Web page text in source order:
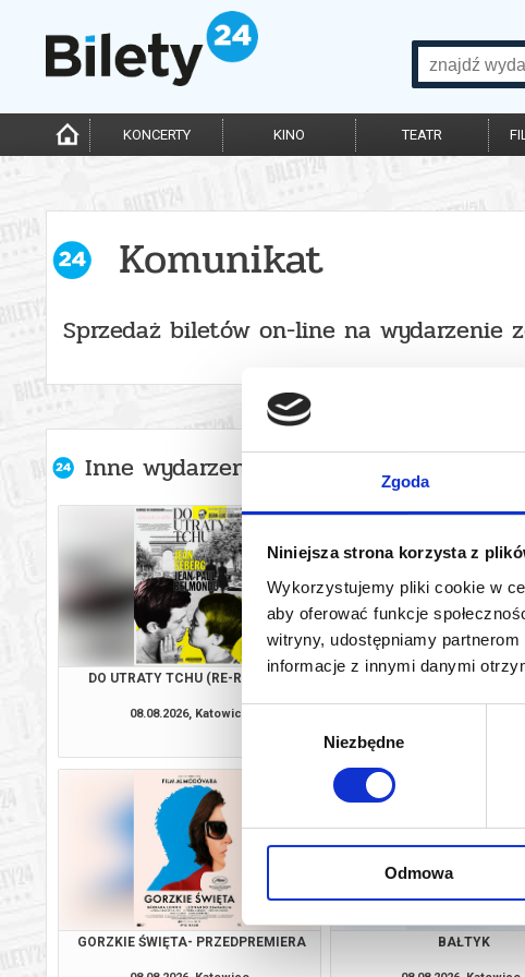
Zgoda
Niniejsza strona korzysta z
Wykorzystujemy pliki cookie w
aby oferować funkcje
witryny, udostępniamy
informacje z innymi danymi
Niezbędne
Odmowa
KONCERTY KINO TEATR
Komunikat
Sprzedaż biletów on-line na wydarzenie
Inne wydarzenia organizatora
DO UTRATY TCHU (RE-RELEASE)
08.08.2026, Katowice
KANDYDACI ŚMIERCI
GORZKIE ŚWIĘTA- PRZEDPREMIERA BAŁTYK